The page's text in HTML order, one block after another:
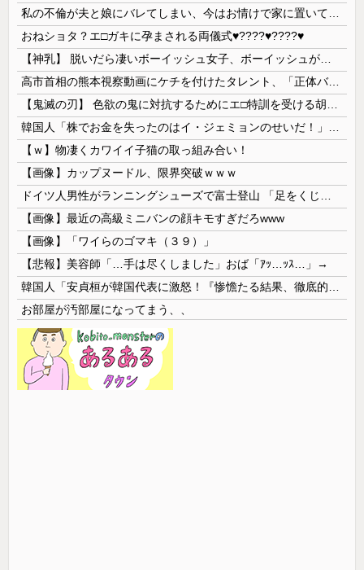
おねショタ？エ□ガキに孕まされる両儀式♥️????♥️????♥️
高市首相の熊本視察動画にケチを付けたタレント、「正体バレバレよな」と黒電話の呼び方であっさりと……
【ｗ】物凄くカワイイ子猫の取っ組み合い！
【画像】カップヌードル、限界突破ｗｗｗ
【画像】最近の高級ミニバンの顔キモすぎだろwww
【画像】「ワイらのゴマキ（３９）」
【悲報】美容師「…手は尽くしました」おば「ｱｯ…ｯｽ…」→
お部屋が汚部屋になってまう、、